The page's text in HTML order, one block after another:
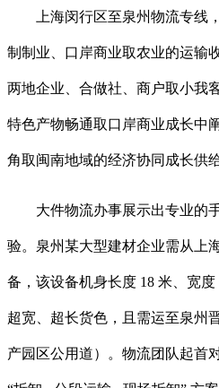
上海闵行区至泉州物流专线，
制制业、口岸商业取农业的运输
两地企业、合做社、商户取小我
特色产物畅通取口岸商业成长中
角取闽南地域的经济协同成长供
大件物流办事展示出专业的
验。泉州某大型建材企业需从上
备，该设备机身长度 18 米、宽
超宽、超长货色，且需运至泉州
产园区公用道）。物流团队起首